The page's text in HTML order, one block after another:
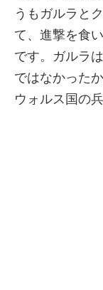
うもガルラと
て、進撃を食
です。ガルラ
ではなかった
ウォルス国の